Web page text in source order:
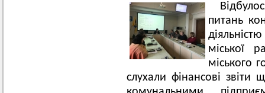
питань
міської
міського
слухали фінансові